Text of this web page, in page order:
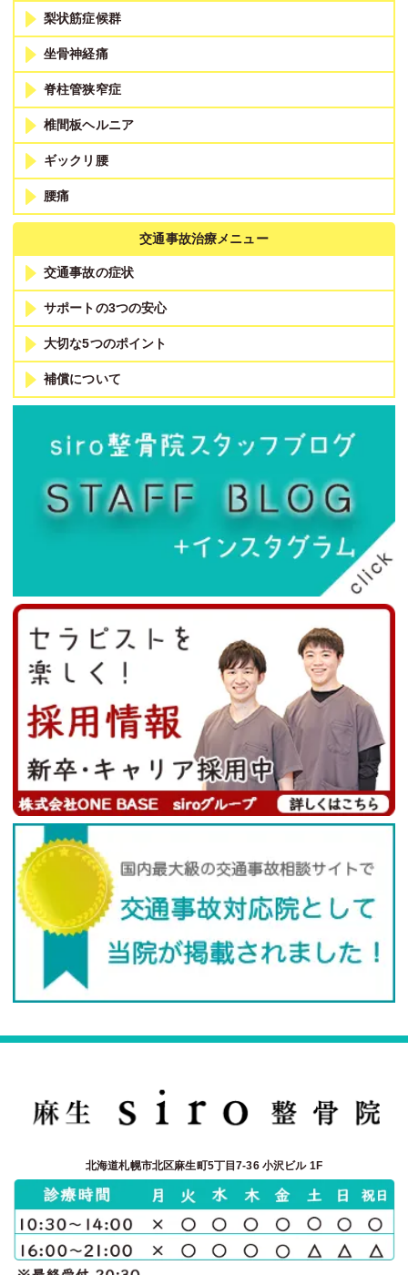
梨状筋症候群
坐骨神経痛
脊柱管狭窄症
椎間板ヘルニア
ギックリ腰
腰痛
交通事故治療メニュー
交通事故の症状
サポートの3つの安心
大切な5つのポイント
補償について
北海道札幌市北区麻生町5丁目7-36 小沢ビル 1F